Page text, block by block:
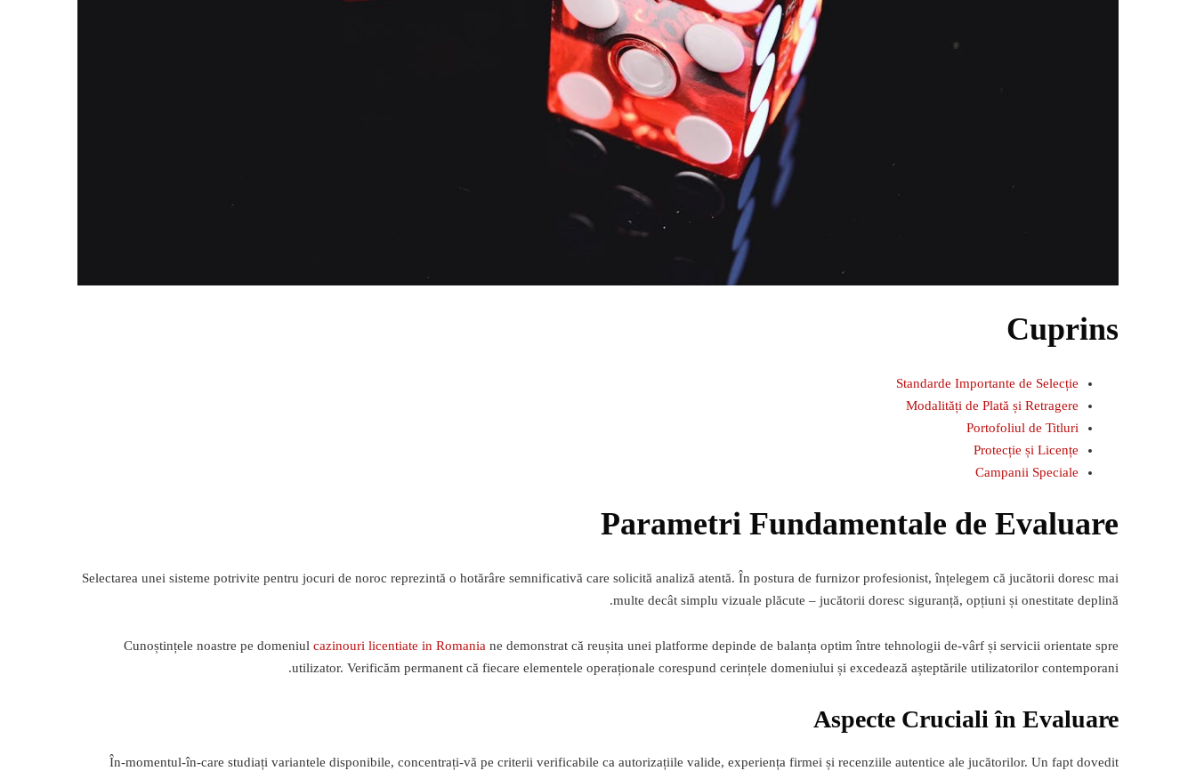
Cuprins
Standarde Importante de Selecție
Modalități de Plată și Retragere
Portofoliul de Titluri
Protecție și Licențe
Campanii Speciale
Parametri Fundamentale de Evaluare
Selectarea unei sisteme potrivite pentru jocuri de noroc reprezintă o hotărâre semnificativă care solicită analiză atentă. În postura de furnizor profesionist, înțelegem că jucătorii doresc mai
multe decât simplu vizuale plăcute – jucătorii doresc siguranță, opțiuni și onestitate deplină.
Cunoștințele noastre pe domeniul cazinouri licentiate in Romania ne demonstrat că reușita unei platforme depinde de balanța optim între tehnologii de-vârf și servicii orientate spre
utilizator. Verificăm permanent că fiecare elementele operaționale corespund cerințele domeniului și excedează așteptările utilizatorilor contemporani.
Aspecte Cruciali în Evaluare
În-momentul-în-care studiați variantele disponibile, concentrați-vă pe criterii verificabile ca autorizațiile valide, experiența firmei și recenziile autentice ale jucătorilor. Un fapt dovedit